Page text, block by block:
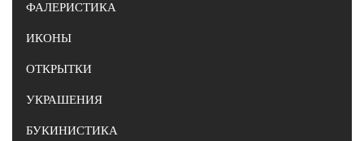
ФАЛЕРИСТИКА
ИКОНЫ
ОТКРЫТКИ
УКРАШЕНИЯ
БУКИНИСТИКА